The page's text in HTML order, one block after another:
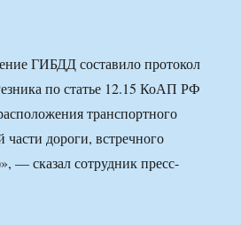
ГИБДД составило протокол
по статье 12.15 КоАП РФ
транспортного
части дороги, встречного
— сказал сотрудник пресс-